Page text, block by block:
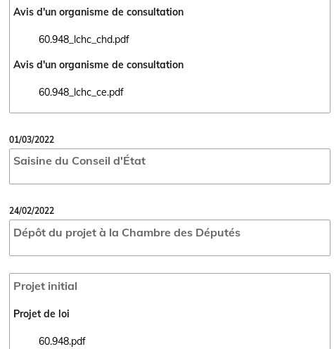
Avis d'un organisme de consultation
60.948_lchc_chd.pdf
Ouvrir le document 60.948_lchc_chd.pdf dans un nouvel onglet
Avis d'un organisme de consultation
60.948_lchc_ce.pdf
Ouvrir le document 60.948_lchc_ce.pdf dans un nouvel onglet
01/03/2022
Saisine du Conseil d'État
24/02/2022
Dépôt du projet à la Chambre des Députés
Projet initial
Projet de loi
60.948.pdf